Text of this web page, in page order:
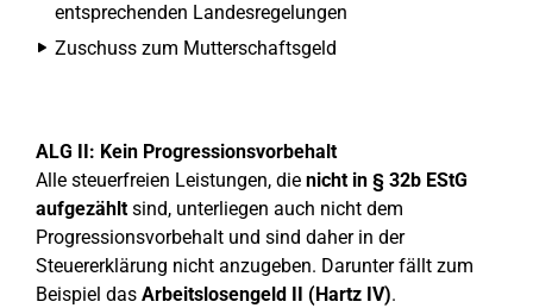
entsprechenden Landesregelungen
Zuschuss zum Mutterschaftsgeld
ALG II: Kein Progressionsvorbehalt
Alle steuerfreien Leistungen, die nicht in § 32b EStG
aufgezähltsind, unterliegen auch nicht dem
Progressionsvorbehalt und sind daher in der
Steuererklärung nicht anzugeben. Darunter fällt zum
Beispiel das Arbeitslosengeld II (Hartz IV).